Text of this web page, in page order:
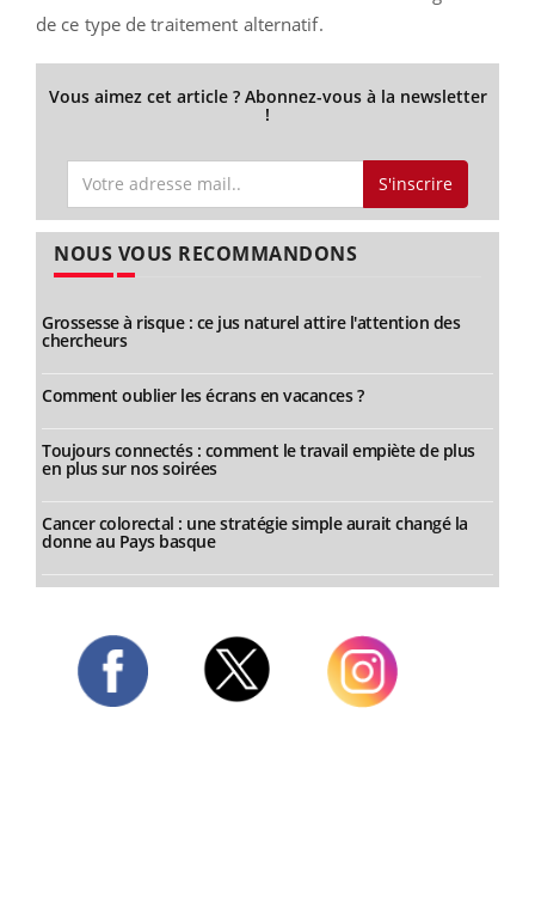
de ce type de traitement alternatif.
Vous aimez cet article ? Abonnez-vous à la newsletter
!
S'inscrire
NOUS VOUS RECOMMANDONS
Grossesse à risque : ce jus naturel attire l'attention des
chercheurs
Comment oublier les écrans en vacances ?
Toujours connectés : comment le travail empiète de plus
en plus sur nos soirées
Cancer colorectal : une stratégie simple aurait changé la
donne au Pays basque